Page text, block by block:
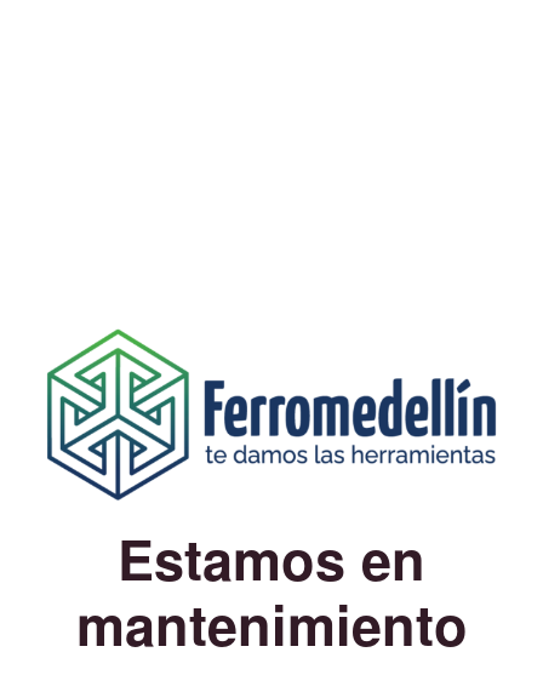
Estamos en
mantenimiento